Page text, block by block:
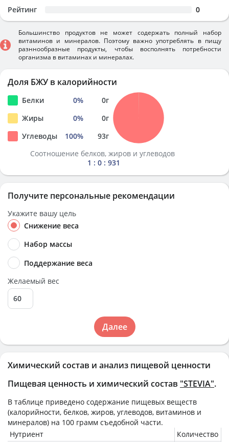
Химический состав и анализ пищевой ценности
Пищевая ценность и химический состав "STEVIA".
В таблице приведено содержание пищевых веществ
(калорийности, белков, жиров, углеводов, витаминов и
минералов) на 100 грамм съедобной части.
Нутриент
Количество
Рейтинг 0
Большинство продуктов не может содержать полный набор
витаминов и минералов. Поэтому важно употреблять в пищу
разннообразные продукты, чтобы восполнять потребности
организма в витаминах и минералах.
Доля БЖУ в калорийности
Белки 0% 0г
Жиры
0% 0г
Углеводы
100% 93г
Соотношение белков, жиров и углеводов
1 : 0 : 931
Получите персональные рекомендации
Укажите вашу цель
Снижение веса
Набор массы
Поддержание веса
Желаемый вес
Далее